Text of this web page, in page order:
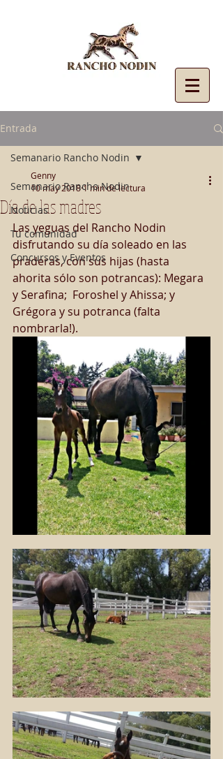
Entrada
Semanario Rancho Nodin
Noticias
Tu comunidad
Concursos y Eventos
Semanario Rancho Nodin
Día de las madres
Genny
10 may 20181 min de lectura
Las yeguas del Rancho Nodin
disfrutando su día soleado en las
praderas, con sus hijas (hasta
ahorita sólo son potrancas): Megara
y Serafina;  Foroshel y Ahissa; y
Grégora y su potranca (falta
nombrarla!).